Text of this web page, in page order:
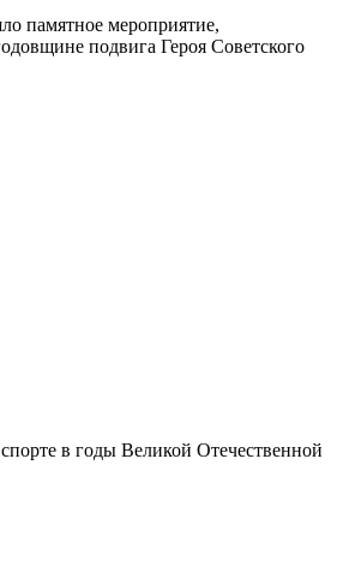
памятное мероприятие,
подвига Героя Советского
в годы Великой Отечественной